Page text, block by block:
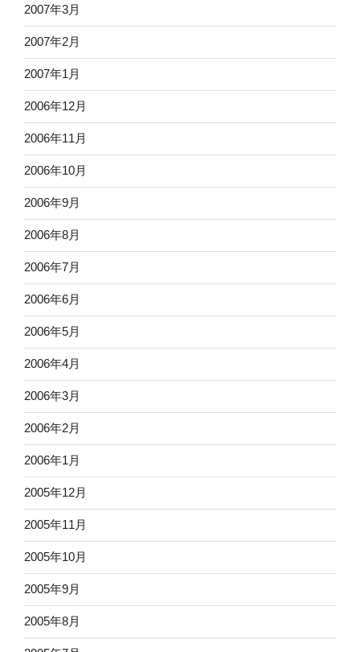
2007年3月
2007年2月
2007年1月
2006年12月
2006年11月
2006年10月
2006年9月
2006年8月
2006年7月
2006年6月
2006年5月
2006年4月
2006年3月
2006年2月
2006年1月
2005年12月
2005年11月
2005年10月
2005年9月
2005年8月